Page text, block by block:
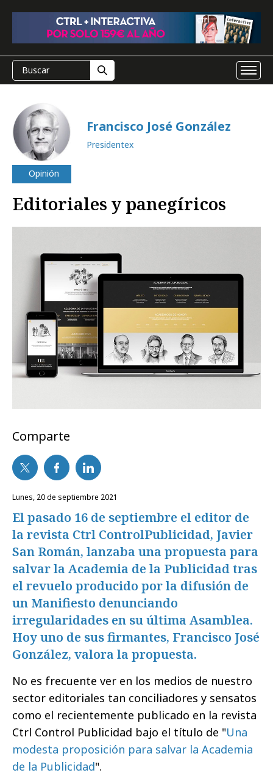
Francisco José González
Presidentex
Opinión
Editoriales y panegíricos
Comparte
lunes, 20 de septiembre 2021
El pasado 16 de septiembre el editor de
la revista Ctrl ControlPublicidad, Javier
San Román, lanzaba una propuesta para
salvar la Academia de la Publicidad tras
el revuelo producido por la difusión de
un Manifiesto denunciando
irregularidades en su última Asamblea.
Hoy uno de sus firmantes, Francisco José
González, valora la propuesta.
No es frecuente ver en los medios de nuestro
sector editoriales tan conciliadores y sensatos
como el recientemente publicado en la revista
Ctrl Control Publicidad bajo el título de "Una
modesta proposición para salvar la Academia
de la Publicidad".